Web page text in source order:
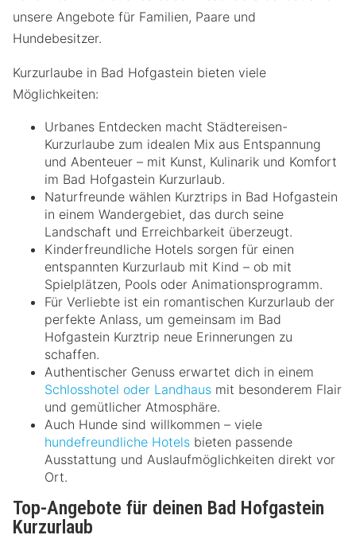
unsere Angebote für Familien, Paare und
Hundebesitzer.
Kurzurlaube in Bad Hofgastein bieten viele
Möglichkeiten:
Urbanes Entdecken macht Städtereisen-
Kurzurlaube zum idealen Mix aus Entspannung
und Abenteuer – mit Kunst, Kulinarik und Komfort
im Bad Hofgastein Kurzurlaub.
Naturfreunde wählen Kurztrips in Bad Hofgastein
in einem Wandergebiet, das durch seine
Landschaft und Erreichbarkeit überzeugt.
Kinderfreundliche Hotels sorgen für einen
entspannten Kurzurlaub mit Kind – ob mit
Spielplätzen, Pools oder Animationsprogramm.
Für Verliebte ist ein romantischen Kurzurlaub der
perfekte Anlass, um gemeinsam im Bad
Hofgastein Kurztrip neue Erinnerungen zu
schaffen.
Authentischer Genuss erwartet dich in einem
Schlosshotel oder Landhaus mit besonderem Flair
und gemütlicher Atmosphäre.
Auch Hunde sind willkommen – viele
hundefreundliche Hotels bieten passende
Ausstattung und Auslaufmöglichkeiten direkt vor
Ort.
Top-Angebote für deinen Bad Hofgastein
Kurzurlaub